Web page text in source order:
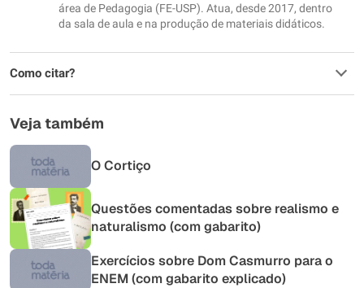
área de Pedagogia (FE-USP). Atua, desde 2017, dentro
da sala de aula e na produção de materiais didáticos.
Como citar?
Veja também
O Cortiço
Questões comentadas sobre realismo e
naturalismo (com gabarito)
Exercícios sobre Dom Casmurro para o
ENEM (com gabarito explicado)